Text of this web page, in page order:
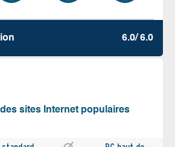
6.0/ 6.0
sites Internet populaires